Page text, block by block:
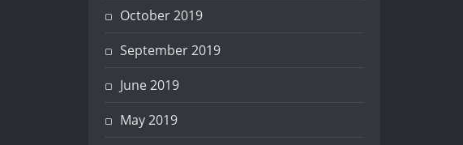
October 2019
September 2019
June 2019
May 2019